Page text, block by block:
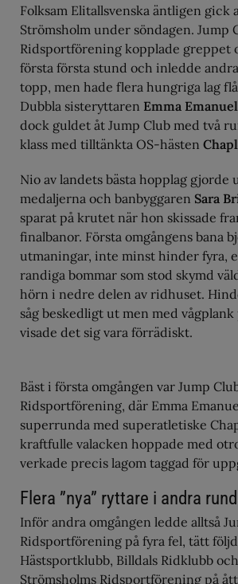
Folksam Elitallsvenska äntligen gick
Strömsholm under söndagen. Jump
Ridsportförening kopplade greppet
första första stund och inledde
topp, men hade flera hungriga lag
Dubbla sisteryttaren Emma
dock guldet åt Jump Club med två
klass med tilltänkta OS-hästen
Nio av landets bästa hopplag gjorde
medaljerna och banbyggaren Sara
sparat på krutet när hon skissade
finalbanor. Första omgångens bana
utmaningar, inte minst hinder fyra,
randiga bommar som stod skymd
hörn i nedre delen av ridhuset.
såg beskedligt ut men med
visade det sig vara förrädiskt.
Bäst i första omgången var Jump
Ridsportförening, där Emma
superrunda med superatletiske
kraftfulle valacken hoppade med
verkade precis lagom taggad för
Flera ”nya” ryttare i andra
Inför andra omgången ledde alltså
Ridsportförening på fyra fel, tätt
Hästsportklubb, Billdals Ridklubb
Strömsholms Ridsportförening på